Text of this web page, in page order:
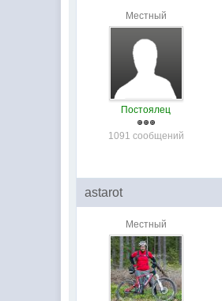
Местный
Постоялец
1091 сообщений
astarot
Местный